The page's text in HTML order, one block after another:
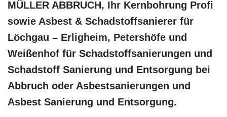
MÜLLER ABBRUCH, Ihr Kernbohrung Profi
sowie Asbest & Schadstoffsanierer für
Löchgau – Erligheim, Petershöfe und
Weißenhof für Schadstoffsanierungen und
Schadstoff Sanierung und Entsorgung bei
Abbruch oder Asbestsanierungen und
Asbest Sanierung und Entsorgung.